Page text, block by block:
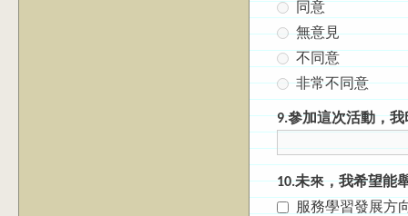
同意
無意見
不同意
非常不同意
9.參加這次活動，
10.未來，我希望能
服務學習發展方